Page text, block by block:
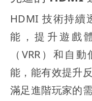
HDMI 技術持續
能，提升遊戲
（VRR）和自
能，能有效提升
滿足進階玩家的需